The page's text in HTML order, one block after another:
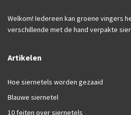
Welkom! Iedereen kan groene vingers
verschillende met de hand verpakte
Artikelen
Hoe siernetels worden gezaaid
Blauwe siernetel
10 feiten over siernetels